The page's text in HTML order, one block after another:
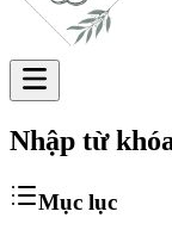
Nhập từ
Mục lục